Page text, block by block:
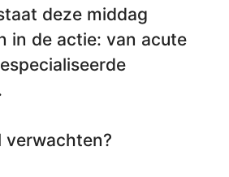
deze middag
in de actie: van acute
verwachten?